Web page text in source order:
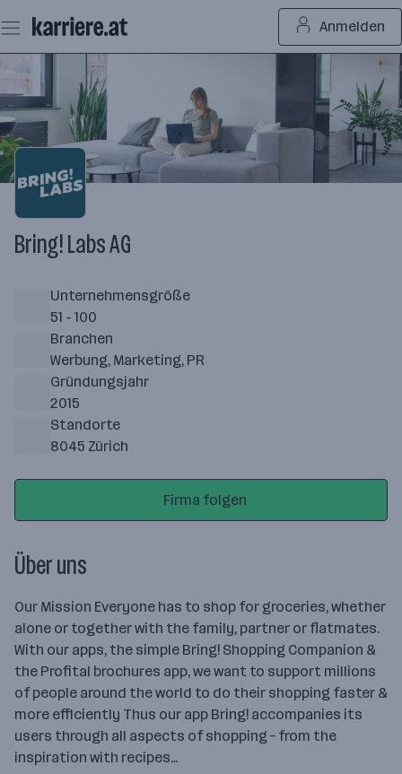
Seiteninhalt
springen
Anmelden
Bring! Labs AG
Unternehmensgröße
51 - 100
Branchen
Werbung, Marketing, PR
Gründungsjahr
2015
Standorte
8045 Zürich
Firma folgen
Über uns
Our Mission Everyone has to shop for groceries, whether
alone or together with the family, partner or flatmates.
With our apps, the simple Bring! Shopping Companion &
the Profital brochures app, we want to support millions
of people around the world to do their shopping faster &
more efficiently Thus our app Bring! accompanies its
users through all aspects of shopping – from the
inspiration with recipes…